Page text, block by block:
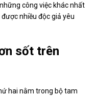
công việc khác nhất
nhiều độc giả yêu
sốt trên
hai nằm trong bộ tam